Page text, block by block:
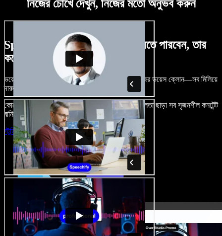
নিজের চোখে দেখুন, নিজের মতো অনুভব করুন
Speechify Studio দিয়ে কী কী করতে পারবেন, তার
কয়েকটা উদাহরণ দেখুন
ভয়েসওভার, রয়্যালটি-ফ্রি ছবি, অডিও, ভিডিও যোগ, নিজের ভয়েস ক্লোন—সব মিলিয়ে
দারুণ মনে রাখার মতো অডিও-ভিডিও প্রজেক্ট বানান।
কোনো শেখার ঝামেলা নেই, শুধু ব্রাউজারে খুলুন—আর দুর্বলতা ছাড়া সব সৃজনশীল কনটেন্ট
বানিয়ে ফেলুন।
স্টুডিও চালু করুন